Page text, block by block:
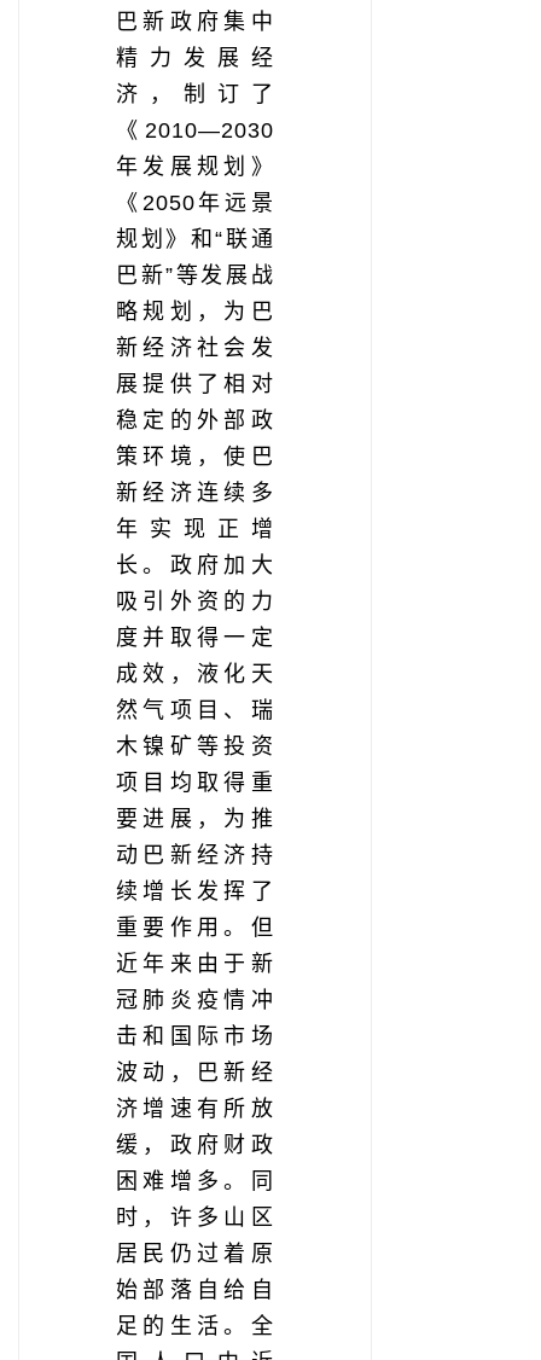
巴新政府集中
精力发展经
济，制订了
《2010—2030
年发展规划》
《2050年远景
规划》和“联通
巴新”等发展战
略规划，为巴
新经济社会发
展提供了相对
稳定的外部政
策环境，使巴
新经济连续多
年实现正增
长。政府加大
吸引外资的力
度并取得一定
成效，液化天
然气项目、瑞
木镍矿等投资
项目均取得重
要进展，为推
动巴新经济持
续增长发挥了
重要作用。但
近年来由于新
冠肺炎疫情冲
击和国际市场
波动，巴新经
济增速有所放
缓，政府财政
困难增多。同
时，许多山区
居民仍过着原
始部落自给自
足的生活。全